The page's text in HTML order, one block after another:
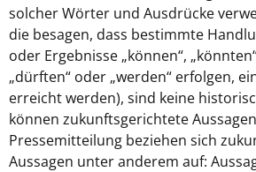
solcher Wörter und Ausdrücke
die besagen, dass bestimmte
oder Ergebnisse „können“,
„dürften“ oder „werden“ erfolgen,
erreicht werden), sind keine
können zukunftsgerichtete
Pressemitteilung beziehen sich
Aussagen unter anderem auf: